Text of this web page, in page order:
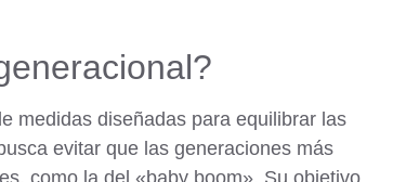
medidas diseñadas para equilibrar las
evitar que las generaciones más
como la del «baby boom». Su objetivo